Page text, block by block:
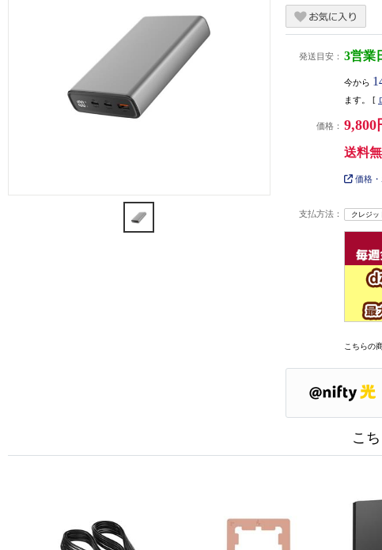
発送目安： 3営業
今から
ます。 [
価格： 9,800
送料
価格
支払方法： クレジッ
こちらの
こ